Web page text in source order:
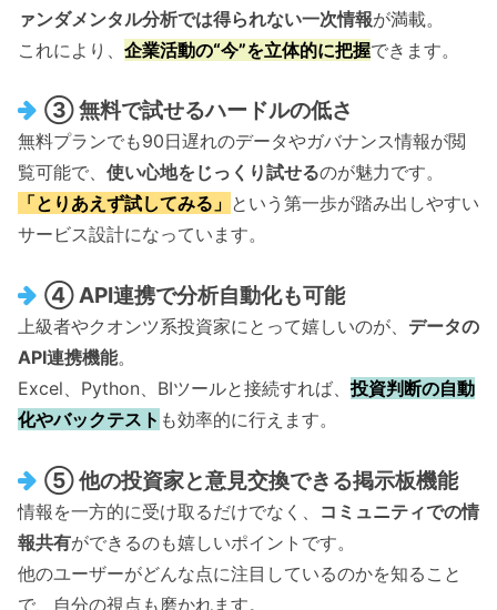
ァンダメンタル分析では得られない一次情報が満載。
これにより、 企業活動の“今”を立体的に把握できます。
③ 無料で試せるハードルの低さ
無料プランでも90日遅れのデータやガバナンス情報が閲
覧可能で、 使い心地をじっくり試せるのが魅力です。
「とりあえず試してみる」 という第一歩が踏み出しやすい
サービス設計になっています。
④ API連携で分析自動化も可能
上級者やクオンツ系投資家にとって嬉しいのが、 データの
API連携機能。
Excel、Python、BIツールと接続すれば、投資判断の自動
化やバックテスト も効率的に行えます。
⑤ 他の投資家と意見交換できる掲示板機能
情報を一方的に受け取るだけでなく、 コミュニティでの情
報共有ができるのも嬉しいポイントです。
他のユーザーがどんな点に注目しているのかを知ること
で、自分の視点も磨かれます。